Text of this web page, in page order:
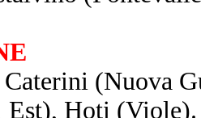
Caterini (Nuova
Est), Hoti (Viole).